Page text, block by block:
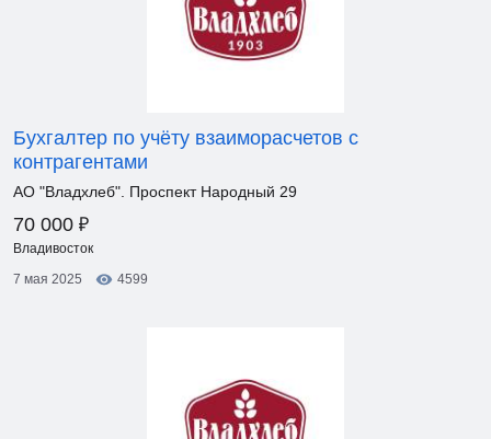
Бухгалтер по учёту взаиморасчетов с
контрагентами
АО "Владхлеб". Проспект Народный 29
70 000 ₽
Владивосток
7 мая 2025
4599